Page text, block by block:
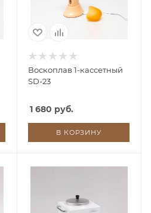
Воскоплав 1-кассетный
SD-23
1 680 руб.
В КОРЗИНУ